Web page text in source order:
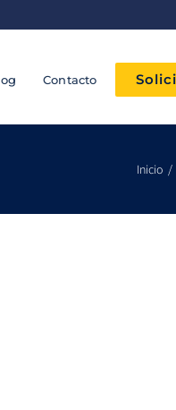
Contacto
Inicio